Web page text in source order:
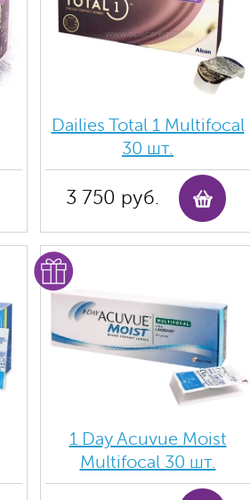
Dailies Total 1 Multifocal
30 шт.
3 750 руб.
1 Day Acuvue Moist
Multifocal 30 шт.